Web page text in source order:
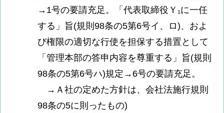
→1号の要請充足。「代表取締役Ｙ₁に一任
する」旨(規則98条の5第6号イ、ロ)、およ
び権限の適切な行使を担保する措置として
「管理本部の答申内容を尊重する」旨(規則
98条の5第6号ハ)規定→6号の要請充足。
→Ａ社の定めた方針は、会社法施行規則
98条の5に則ったもの)